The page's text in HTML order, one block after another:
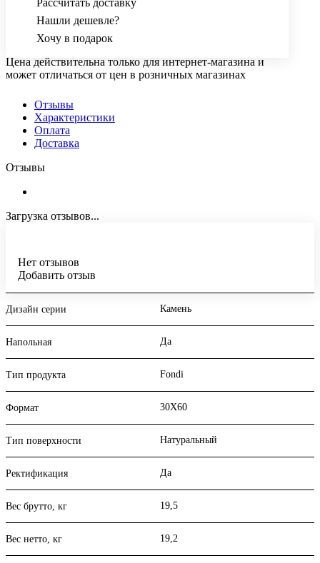
Рассчитать доставку
Нашли дешевле?
Хочу в подарок
Цена действительна только для интернет-магазина и
может отличаться от цен в розничных магазинах
Отзывы
Характеристики
Оплата
Доставка
Отзывы
Загрузка отзывов...
Нет отзывов
Добавить отзыв
Дизайн серии Камень
Напольная Да
Тип продукта Fondi
Формат 30X60
Тип поверхности Натуральный
Ректификация Да
Вес брутто, кг 19,5
Вес нетто, кг 19,2